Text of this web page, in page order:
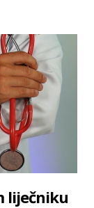
liječniku